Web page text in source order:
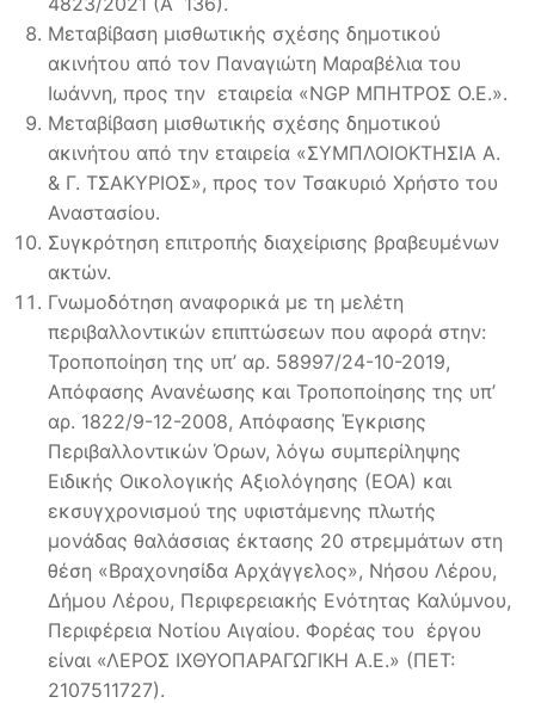
Μεταβίβαση μισθωτικής σχέσης δημοτικού
ακινήτου από τον Παναγιώτη Μαραβέλια του
Ιωάννη, προς την εταιρεία «NGP ΜΠΗΤΡΟΣ Ο.Ε.».
Μεταβίβαση μισθωτικής σχέσης δημοτικού
ακινήτου από την εταιρεία «ΣΥΜΠΛΟΙΟΚΤΗΣΙΑ Α.
& Γ. ΤΣΑΚΥΡΙΟΣ», προς τον Τσακυριό Χρήστο του
Αναστασίου.
Συγκρότηση επιτροπής διαχείρισης βραβευμένων
ακτών.
Γνωμοδότηση αναφορικά με τη μελέτη
περιβαλλοντικών επιπτώσεων που αφορά στην:
Τροποποίηση της υπ’ αρ. 58997/24-10-2019,
Απόφασης Ανανέωσης και Τροποποίησης της υπ’
αρ. 1822/9-12-2008, Απόφασης Έγκρισης
Περιβαλλοντικών Όρων, λόγω συμπερίληψης
Ειδικής Οικολογικής Αξιολόγησης (ΕΟΑ) και
εκσυγχρονισμού της υφιστάμενης πλωτής
μονάδας θαλάσσιας έκτασης 20 στρεμμάτων στη
θέση «Βραχονησίδα Αρχάγγελος», Νήσου Λέρου,
Δήμου Λέρου, Περιφερειακής Ενότητας Καλύμνου,
Περιφέρεια Νοτίου Αιγαίου. Φορέας του έργου
είναι «ΛΕΡΟΣ ΙΧΘΥΟΠΑΡΑΓΩΓΙΚΗ Α.Ε.» (ΠΕΤ:
2107511727).